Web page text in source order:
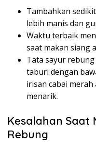
Tambahkan
lebih manis dan
Waktu terbaik
saat makan siang
Tata sayur
taburi dengan
irisan cabai
menarik.
Kesalahan Saat
Rebung